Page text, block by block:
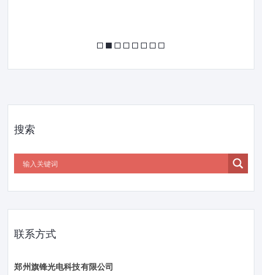
搜索
联系方式
郑州旗锋光电科技有限公司